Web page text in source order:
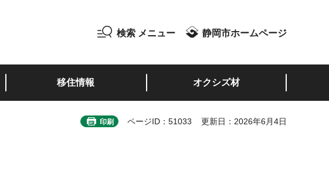
検索 メニュー 静岡市ホームページ
移住情報 オクシズ材
印刷 ページID：51033 更新日：2026年6月4日